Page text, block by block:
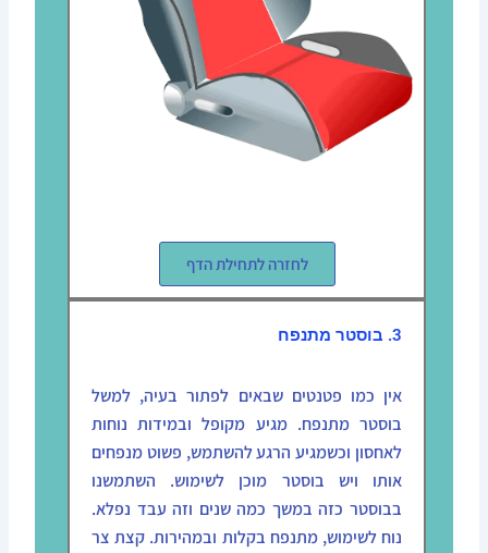
לחזרה לתחילת הדף
3. בוסטר מתנפח
אין כמו פטנטים שבאים לפתור בעיה, למשל
בוסטר מתנפח. מגיע מקופל ובמידות נוחות
לאחסון וכשמגיע הרגע להשתמש, פשוט מנפחים
אותו ויש בוסטר מוכן לשימוש. השתמשנו
בבוסטר כזה במשך כמה שנים וזה עבד נפלא.
נוח לשימוש, מתנפח בקלות ובמהירות. קצת צר